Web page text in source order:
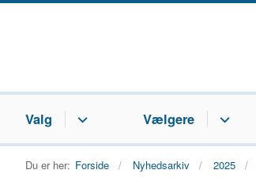
Valg Vælgere
Du er her: Forside Nyhedsarkiv 2025